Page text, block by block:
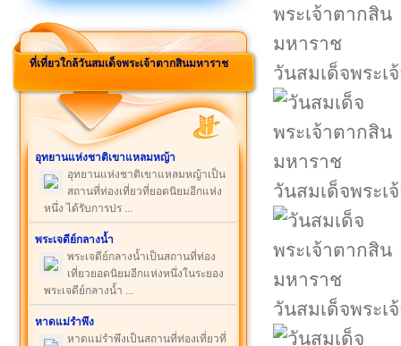
ที่เที่ยวใกล้วันสมเด็จพระเจ้าตากสินมหาราช
อุทยานแห่งชาติเขาแหลมหญ้า
อุทยานแห่งชาติเขาแหลมหญ้าเป็น
สถานที่ท่องเที่ยวที่ยอดนิยมอีกแห่ง
หนึ่ง ได้รับการปร ...
พระเจดีย์กลางน้ำ
พระเจดีย์กลางน้ำเป็นสถานที่ท่อง
เที่ยวยอดนิยมอีกแห่งหนึ่งในระยอง
พระเจดีย์กลางน้ำ ...
หาดแม่รำพึง
หาดแม่รำพึงเป็นสถานที่ท่องเที่ยวที่
วันสมเด็จพระ
วันสมเด็จพระ
วันสมเด็จพระ